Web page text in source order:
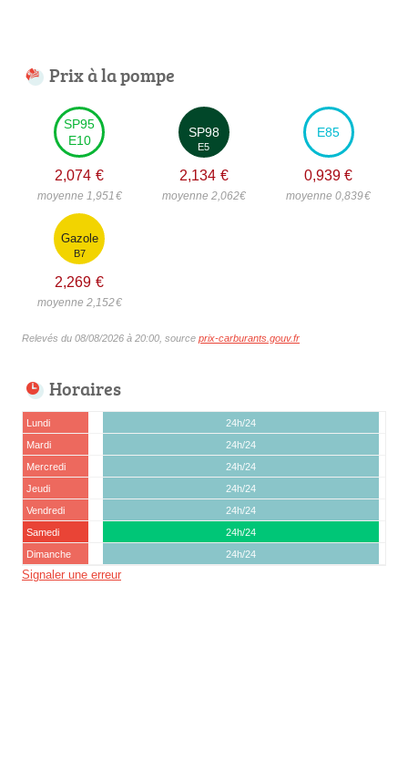
Prix à la pompe
SP95
E10
2,074 €
moyenne 1,951€
SP98
E5
2,134 €
moyenne 2,062€
E85
0,939 €
moyenne 0,839€
Gazole
B7
2,269 €
moyenne 2,152€
Relevés du 08/08/2026 à 20:00, source prix-carburants.gouv.fr
Horaires
Lundi
24h/24
Mardi
24h/24
Mercredi
24h/24
Jeudi
24h/24
Vendredi
24h/24
Samedi
24h/24
Dimanche
24h/24
Signaler une erreur